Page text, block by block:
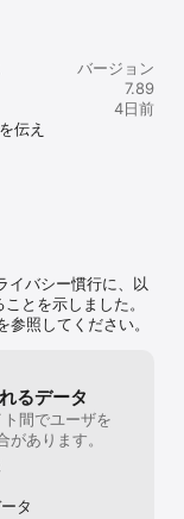
help/
になってしま
のですが、そ
ると、メッセ
て」とセラー
わかります。こ
ったら相手が分
アプリにも自動
から「セラーが
るかい？」みた
に返金できまし
伝え
バージョン
7.89
4日前
イバシー慣行に、以
とを示しました。
参照してください。
るデータ
間でユーザを
あります。
タ